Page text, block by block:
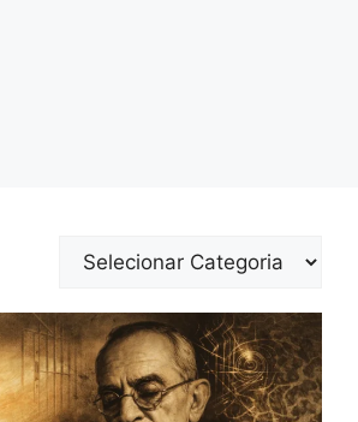
Categorias